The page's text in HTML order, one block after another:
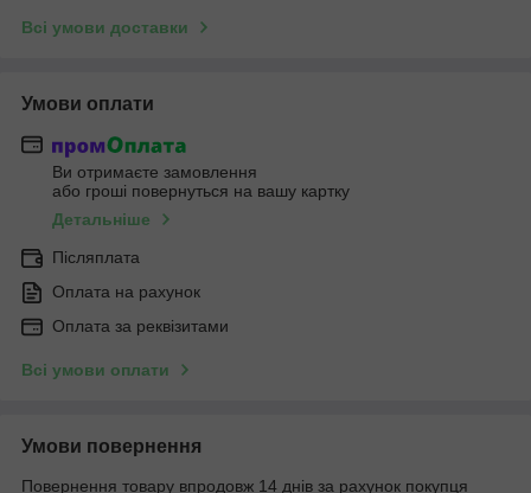
Всі умови доставки
Умови оплати
Ви отримаєте замовлення
або гроші повернуться на вашу картку
Детальніше
Післяплата
Оплата на рахунок
Оплата за реквізитами
Всі умови оплати
Умови повернення
Повернення товару впродовж 14 днів за рахунок покупця